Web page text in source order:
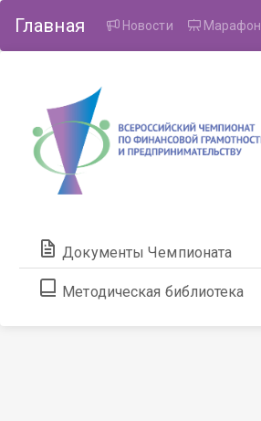
Главная Новости Марафон
Документы Чемпионата
Методическая библиотека